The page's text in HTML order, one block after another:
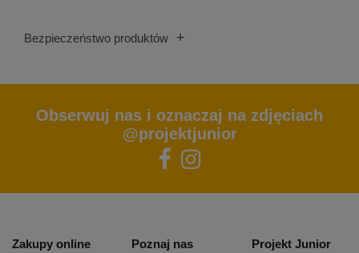
Bezpieczeństwo produktów +
Obserwuj nas i oznaczaj na zdjęciach
@projektjunior
Zakupy online Poznaj nas Projekt Junior